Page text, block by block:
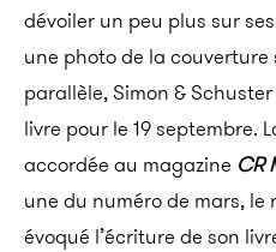
dévoiler un peu plus sur
une photo de la couverture
parallèle, Simon &
livre pour le 19 septembre.
accordée au magazine CR
une du numéro de mars, le
évoqué l’écriture de son